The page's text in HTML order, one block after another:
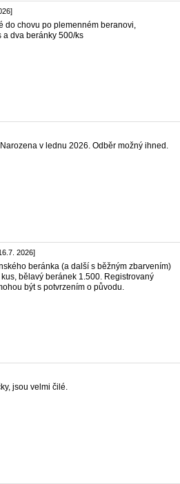
do chovu po plemenném beranovi,
a dva beránky 500/ks
v lednu 2026. Odběr možný ihned.
2026]
beránka (a další s běžným zbarvením)
bělavý beránek 1.500. Registrovaný
být s potvrzením o původu.
jsou velmi čilé.